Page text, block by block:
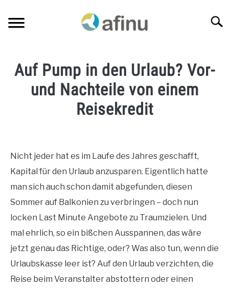
content
FINANZEN
VERSICHERUNGSVERGLEICH
KREDITANFRAGE
ÜBER MICH
Auf Pump in den Urlaub? Vor-
und Nachteile von einem
Reisekredit
in
Nicht jeder hat es im Laufe des Jahres geschafft,
Kapital für den Urlaub anzusparen. Eigentlich hatte
man sich auch schon damit abgefunden, diesen
Sommer auf Balkonien zu verbringen – doch nun
locken Last Minute Angebote zu Traumzielen. Und
mal ehrlich, so ein bißchen Ausspannen, das wäre
jetzt genau das Richtige, oder? Was also tun, wenn die
Urlaubskasse leer ist? Auf den Urlaub verzichten, die
Reise beim Veranstalter abstottern oder einen